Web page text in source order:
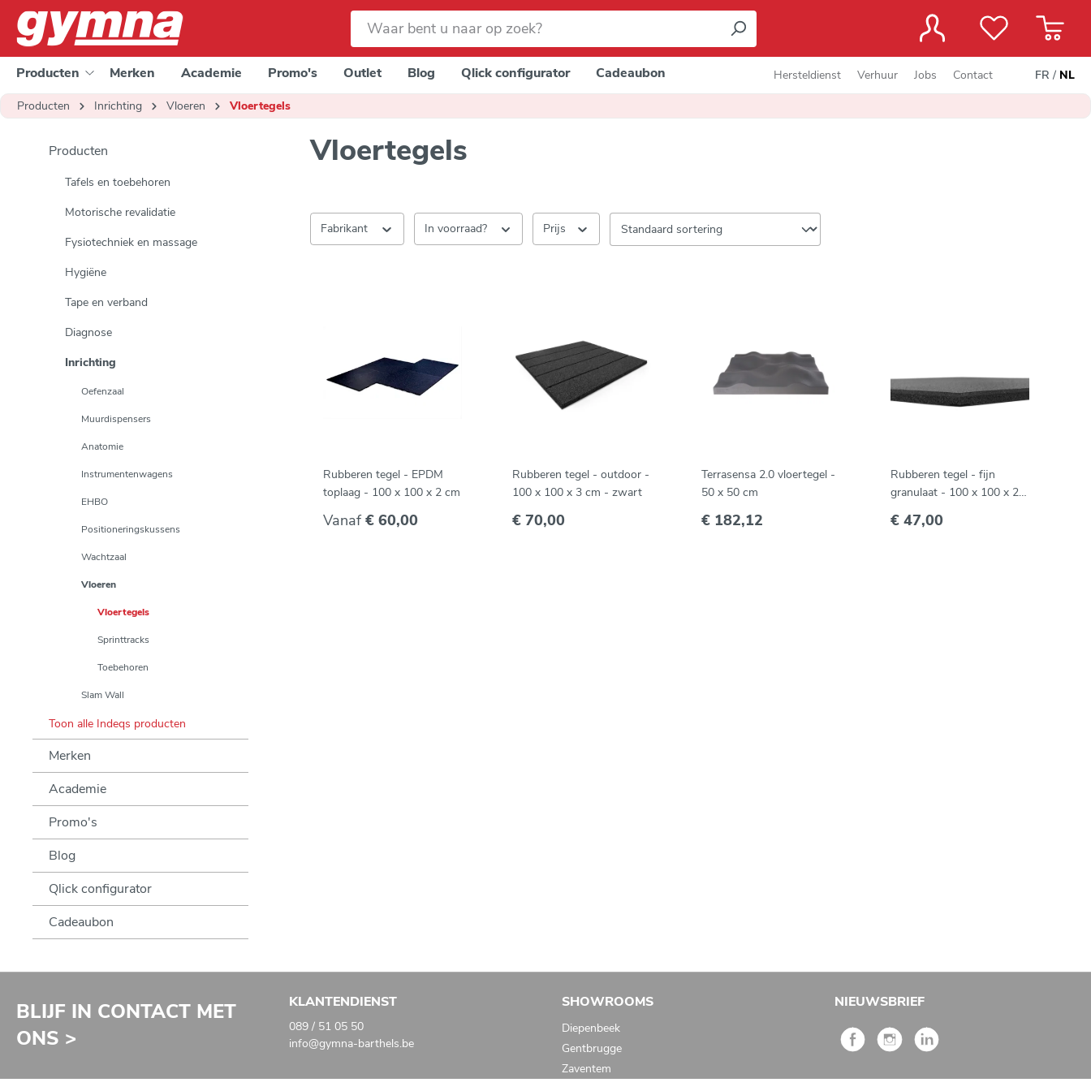
zoekopdracht Ga naar de hoofdnavigatie
Producten Merken Academie Promo's Outlet Blog Qlick configurator Cadeaubon Hersteldienst Verhuur Jobs Contact FR / NL
Producten
Inrichting Vloeren Vloertegels
Producten
Tafels en toebehoren
Motorische revalidatie
Fysiotechniek en massage
Hygiëne
Tape en verband
Diagnose
Inrichting
Oefenzaal
Muurdispensers
Anatomie
Instrumentenwagens
EHBO
Positioneringskussens
Wachtzaal
Vloeren
Vloertegels
Sprinttracks
Toebehoren
Slam Wall
Toon alle Indeqs producten
Merken
Academie
Promo's
Blog
Qlick configurator
Cadeaubon
Vloertegels
Fabrikant In voorraad? Prijs
Rubberen tegel - EPDM
toplaag - 100 x 100 x 2 cm
Vanaf€ 60,00
Rubberen tegel - outdoor -
100 x 100 x 3 cm - zwart
€ 70,00
Terrasensa 2.0 vloertegel -
50 x 50 cm
€ 182,12
Rubberen tegel - fijn
granulaat - 100 x 100 x 2
€ 47,00
BLIJF IN CONTACT MET
ONS >
KLANTENDIENST
089 / 51 05 50
info@gymna-barthels.be
SHOWROOMS
Diepenbeek
Gentbrugge
Zaventem
NIEUWSBRIEF